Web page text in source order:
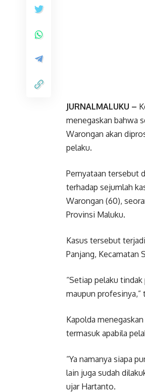
JURNALMALUKU –
menegaskan bahwa
Warongan akan
pelaku.
Pernyataan tersebut
terhadap sejumlah
Warongan (60),
Provinsi Maluku.
Kasus tersebut
Panjang, Kecamatan
“Setiap pelaku
maupun
Kapolda
termasuk apabila
“Ya namanya siapa
lain juga sudah
ujar Hartanto.